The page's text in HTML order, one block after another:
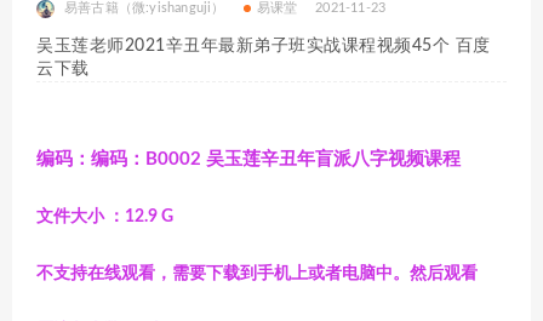
易善古籍（微:yishanguji） 易课堂 2021-11-23
吴玉莲老师2021辛丑年最新弟子班实战课程视频45个 百度
云下载
编码：编码：B0002 吴玉莲辛丑年盲派八字视频课程
文件大小 ：12.9 G
不支持在线观看，需要下载到手机上或者电脑中。然后观看